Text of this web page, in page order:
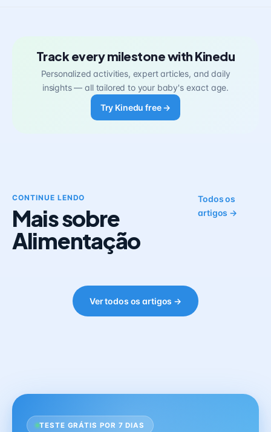
Track every milestone with Kinedu
Personalized activities, expert articles, and daily
insights — all tailored to your baby's exact age.
Try Kinedu free →
CONTINUE LENDO
Mais sobre
Alimentação
Todos os
artigos →
Ver todos os artigos →
TESTE GRÁTIS POR 7 DIAS